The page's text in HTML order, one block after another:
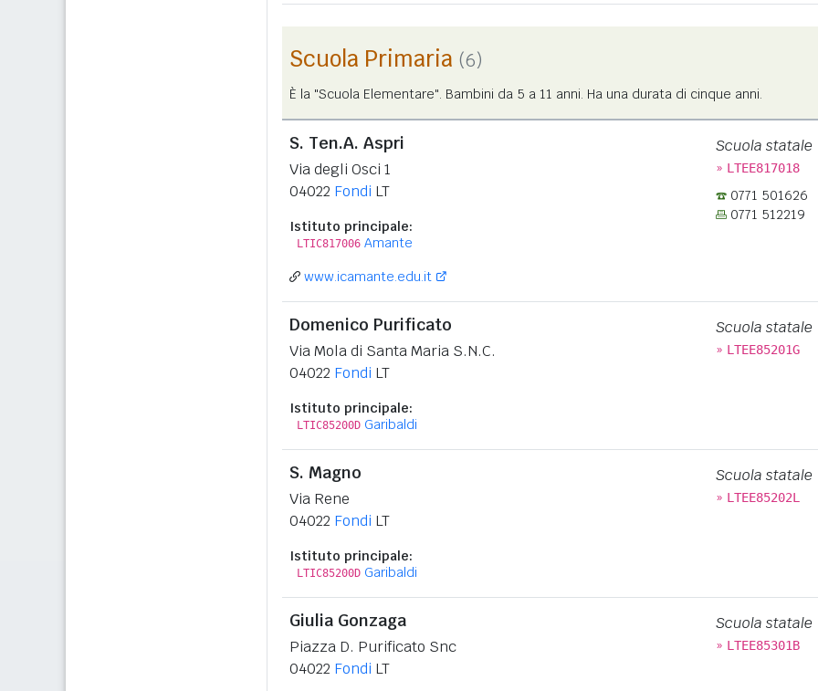
Scuola Primaria (6)
È la "Scuola Elementare". Bambini da 5 a 11 anni. Ha una durata di cinque anni.
S. Ten.A. Aspri
Via degli Osci 1
04022 Fondi LT
Istituto principale:
LTIC817006 Amante
Scuola statale
» LTEE817018
0771 501626
0771 512219
www.icamante.edu.it
Domenico Purificato
Via Mola di Santa Maria S.N.C.
04022 Fondi LT
Istituto principale:
LTIC85200D Garibaldi
Scuola statale
» LTEE85201G
S. Magno
Via Rene
04022 Fondi LT
Istituto principale:
LTIC85200D Garibaldi
Scuola statale
» LTEE85202L
Giulia Gonzaga
Piazza D. Purificato Snc
04022 Fondi LT
Scuola statale
» LTEE85301B